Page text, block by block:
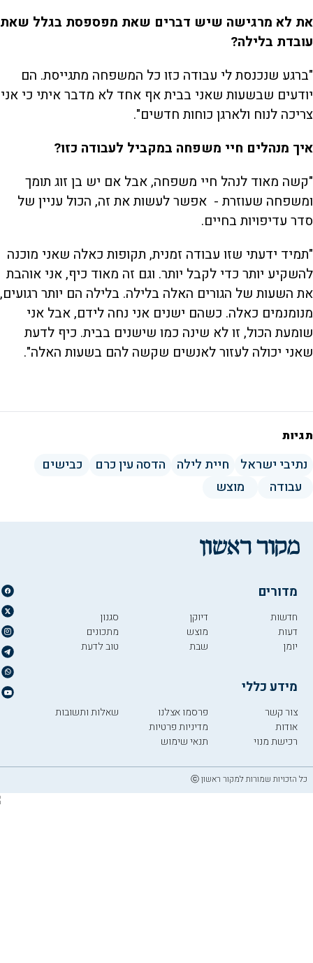
את לא מרגישה שיש דברים שאת מפספסת בגלל שאת
עובדת בלילה?
"ברגע שנכנסת לי עבודה כזו כל המשפחה מתגייסת. הם
יודעים שבשעות שאני בבית אף אחד לא מדבר איתי כי אני
צריכה לנוח ולארגן כוחות חדשים".
איך מנהלים חיי משפחה במקביל לעבודה כזו?
"קשה מאוד לנהל חיי משפחה, אבל אם יש בן זוג תומך
ומשפחה שעוזרת - אפשר לעשות את זה, הכול עניין של
סדר עדיפויות בחיים.
"תמיד ידעתי שזו עבודה זמנית, תקופות כאלה שאני מוכנה
להשקיע יותר כדי לקבל יותר. וגם זה מאוד כיף, אני אוהבת
את השעות של הגורים האלה בלילה. בלילה הם יותר רגועים,
מנומנמים כאלה. כשהם ישנים אני נחה לידם, אבל אני
שומעת הכול, זו לא שינה כמו שישנים בבית. כיף לדעת
שאני יכולה לעזור לאנשים שקשה להם בשעות האלה".
תגיות
נתיבי ישראל חיית לילה הדסה עין כרם
כבישים
עבודה
מוצש
מדורים
חדשות
דעות
יומן
דיוקן
מוצש
שבת
סגנון
מתכונים
טוב לדעת
מידע כללי
צור קשר
אודות
רכישת מנוי
פרסמו אצלנו
מדיניות פרטיות
תנאי שימוש
שאלות ותשובות
כל הזכויות שמורות למקור ראשון ⓒ